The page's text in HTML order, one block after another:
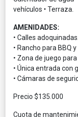
vehículos • Terraza.
AMENIDADES:
• Calles adoquinadas.
• Rancho para BBQ y
• Zona de juego
• Única entrada con
• Cámaras de
Precio $135.000
Cuota de